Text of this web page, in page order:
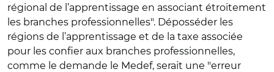
régional de l’apprentissage en associant étroitement
les branches professionnelles". Déposséder les
régions de l’apprentissage et de la taxe associée
pour les confier aux branches professionnelles,
comme le demande le Medef, serait une "erreur